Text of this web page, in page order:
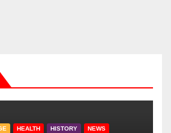
HEALTH HISTORY NEWS